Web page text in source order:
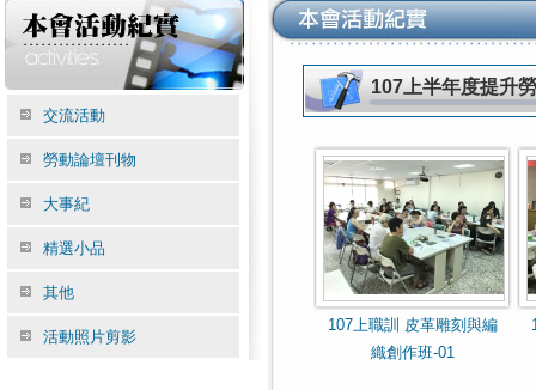
交流活動
勞動論壇刊物
大事紀
精選小品
其他
活動照片剪影
107上半年度提升
107上職訓 皮革雕刻與編
織創作班-01